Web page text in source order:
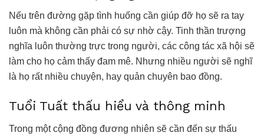
Nếu trên đường gặp tình huống cần giúp đỡ họ sẽ ra tay
luôn mà không cần phải có sự nhờ cậy. Tinh thần trượng
nghĩa luôn thường trực trong người, các công tác xã hội sẽ
làm cho họ cảm thấy đam mê. Nhưng nhiều người sẽ nghĩ
là họ rất nhiều chuyện, hay quản chuyên bao đồng.
Tuổi Tuất thấu hiểu và thông minh
Trong một cộng đồng đương nhiên sẽ cần đến sự thấu